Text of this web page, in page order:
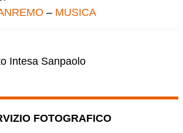
– MUSICA
Intesa Sanpaolo
FOTOGRAFICO